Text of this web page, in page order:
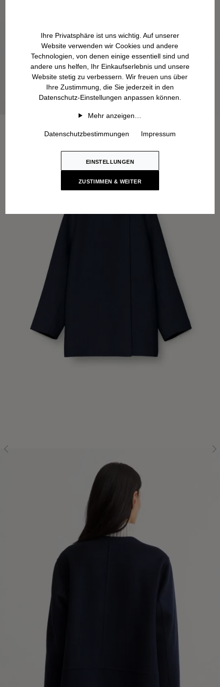
Ihre Privatsphäre ist uns wichtig. Auf unserer
Website verwenden wir Cookies und andere
Technologien, von denen einige essentiell sind und
andere uns helfen, Ihr Einkaufserlebnis und unsere
Website stetig zu verbessern. Wir freuen uns über
Ihre Zustimmung, die Sie jederzeit in den
Datenschutz-Einstellungen anpassen können.
Mehr anzeigen…
Datenschutzbestimmungen Impressum
EINSTELLUNGEN
ZUSTIMMEN & WEITER